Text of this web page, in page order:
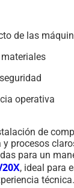
de las
operativa
de
procesos
para un
, ideal para
técnica.